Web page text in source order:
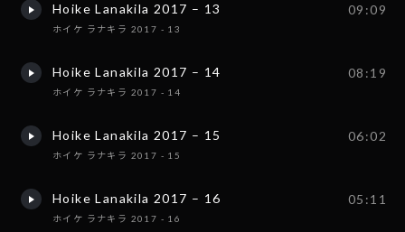
Hoike Lanakila 2017 – 13
ホイケ ラナキラ 2017 - 13
09:09
Hoike Lanakila 2017 – 14
ホイケ ラナキラ 2017 - 14
08:19
Hoike Lanakila 2017 – 15
ホイケ ラナキラ 2017 - 15
06:02
Hoike Lanakila 2017 – 16
ホイケ ラナキラ 2017 - 16
05:11